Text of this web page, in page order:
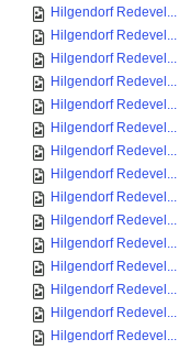
Hilgendorf Redevel...
Hilgendorf Redevel...
Hilgendorf Redevel...
Hilgendorf Redevel...
Hilgendorf Redevel...
Hilgendorf Redevel...
Hilgendorf Redevel...
Hilgendorf Redevel...
Hilgendorf Redevel...
Hilgendorf Redevel...
Hilgendorf Redevel...
Hilgendorf Redevel...
Hilgendorf Redevel...
Hilgendorf Redevel...
Hilgendorf Redevel...